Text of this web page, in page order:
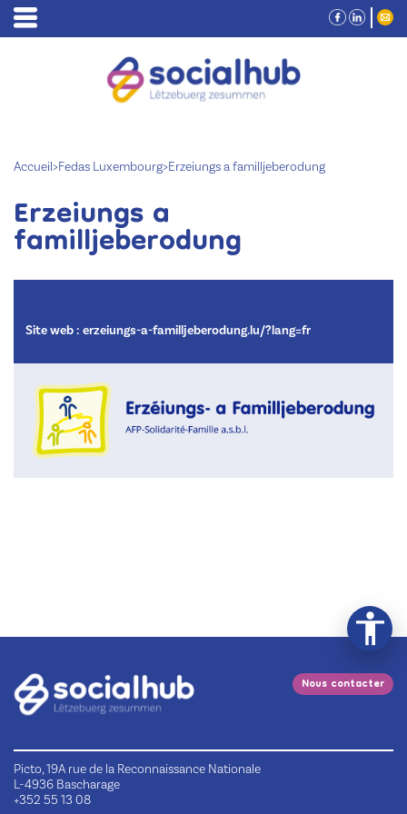
Accueil>Fedas Luxembourg>Erzeiungs a familljeberodung
Erzeiungs a
familljeberodung
Site web : erzeiungs-a-familljeberodung.lu/?lang=fr
Nous contacter
Picto, 19A rue de la Reconnaissance Nationale
L-4936 Bascharage
+352 55 13 08